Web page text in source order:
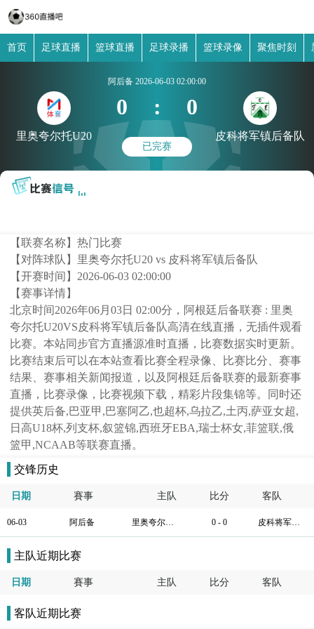
首页 足球直播 篮球直播 足球录播 篮球录像 聚焦时刻
里奥夸尔托U20
阿后备 2026-06-03 02:00:00
0 : 0
已完赛
皮科将军镇后备队
【联赛名称】热门比赛
【对阵球队】 里奥夸尔托U20 vs 皮科将军镇后备队
【开赛时间】 2026-06-03 02:00:00
【赛事详情】
北京时间2026年06月03日 02:00分，阿根廷后备联赛 : 里奥
夸尔托U20VS皮科将军镇后备队高清在线直播，无插件观看
比赛。本站同步官方直播源准时直播，比赛数据实时更新。
比赛结束后可以在本站查看比赛全程录像、比赛比分、赛事
结果、赛事相关新闻报道，以及阿根廷后备联赛的最新赛事
直播，比赛录像，比赛视频下载，精彩片段集锦等。同时还
提供英后备,巴亚甲,巴塞阿乙,也超杯,乌拉乙,土丙,萨亚女超,
日高U18杯,列支杯,叙篮锦,西班牙EBA,瑞士杯女,菲篮联,俄
篮甲,NCAAB等联赛直播。
交锋历史
日期 賽事 主队 比分 客队
06-03 阿后备 里奥夸尔托U20 0 - 0 皮科将军镇后备队
主队近期比赛
日期 賽事 主队 比分 客队
客队近期比赛